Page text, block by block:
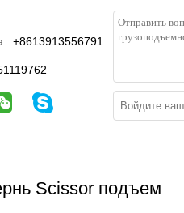
: +8613913556791
Scissor подъем